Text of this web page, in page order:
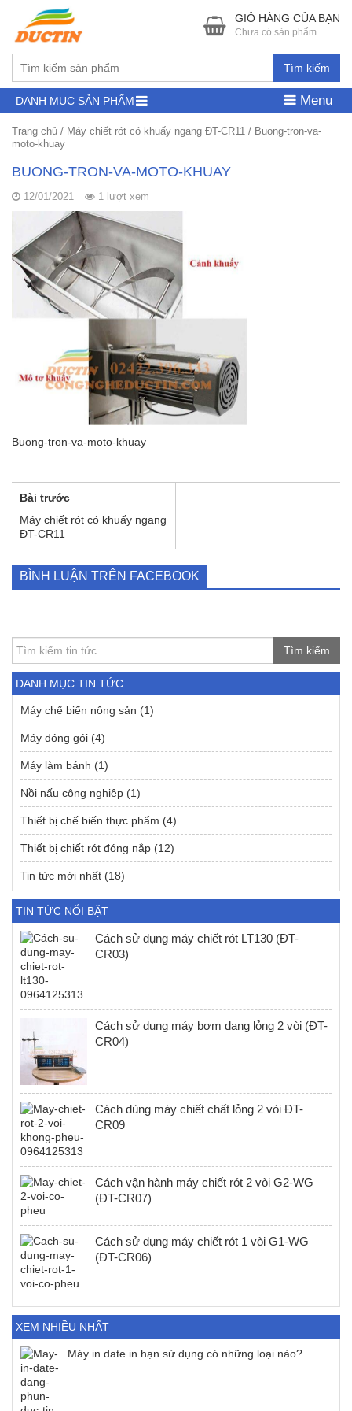
Tìm kiếm
GIỎ HÀNG CỦA BẠN
Chưa có sản phẩm
DANH MỤC SẢN PHẨM Menu
Trang chủ / Máy chiết rót có khuấy ngang ĐT-CR11 / Buong-tron-va-
moto-khuay
BUONG-TRON-VA-MOTO-KHUAY
12/01/2021 1 lượt xem
Buong-tron-va-moto-khuay
Bài trước
Máy chiết rót có khuấy ngang
ĐT-CR11
BÌNH LUẬN TRÊN FACEBOOK
Tìm kiếm
DANH MỤC TIN TỨC
Máy chế biến nông sản (1)
Máy đóng gói (4)
Máy làm bánh (1)
Nồi nấu công nghiệp (1)
Thiết bị chế biến thực phẩm (4)
Thiết bị chiết rót đóng nắp (12)
Tin tức mới nhất (18)
TIN TỨC NỔI BẬT
Cách sử dụng máy chiết rót LT130 (ĐT-
CR03)
Cách sử dụng máy bơm dạng lỏng 2 vòi (ĐT-
CR04)
Cách dùng máy chiết chất lỏng 2 vòi ĐT-
CR09
Cách vận hành máy chiết rót 2 vòi G2-WG
(ĐT-CR07)
Cách sử dụng máy chiết rót 1 vòi G1-WG
(ĐT-CR06)
XEM NHIỀU NHẤT
Máy in date in hạn sử dụng có những loại nào?